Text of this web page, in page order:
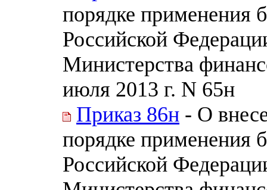
порядке применения
Российской
Министерства
июля 2013 г. N 65н
Приказ 86н - О
порядке применения
Российской